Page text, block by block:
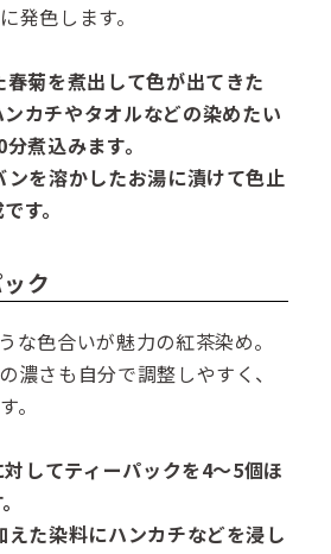
発色します。
菊を煮出して色が出てきた
カチやタオルなどの染めたい
煮込みます。
ンを溶かしたお湯に漬けて色止
す。
ク
な色合いが魅力の紅茶染め。
濃さも自分で調整しやすく、
。
してティーパックを4～5個ほ
えた染料にハンカチなどを浸し